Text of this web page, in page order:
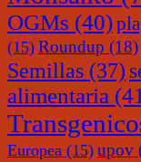
OGMs (40)
(15) Roundup (18)
Semillas (37)
alimentaria
Europea (15) upov